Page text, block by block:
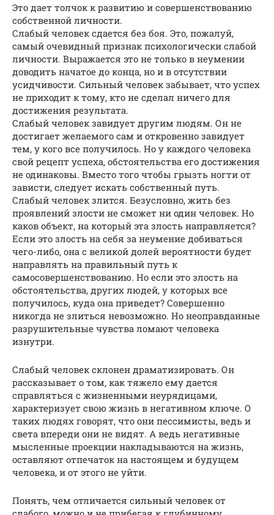
Это дает толчок к развитию и совершенствованию
собственной личности.
Слабый человек сдается без боя. Это, пожалуй,
самый очевидный признак психологически слабой
личности. Выражается это не только в неумении
доводить начатое до конца, но и в отсутствии
усидчивости. Сильный человек забывает, что успех
не приходит к тому, кто не сделал ничего для
достижения результата.
Слабый человек завидует другим людям. Он не
достигает желаемого сам и откровенно завидует
тем, у кого все получилось. Но у каждого человека
свой рецепт успеха, обстоятельства его достижения
не одинаковы. Вместо того чтобы грызть ногти от
зависти, следует искать собственный путь.
Слабый человек злится. Безусловно, жить без
проявлений злости не сможет ни один человек. Но
каков объект, на который эта злость направляется?
Если это злость на себя за неумение добиваться
чего-либо, она с великой долей вероятности будет
направлять на правильный путь к
самосовершенствованию. Но если это злость на
обстоятельства, других людей, у которых все
получилось, куда она приведет? Совершенно
никогда не злиться невозможно. Но неоправданные
разрушительные чувства ломают человека
изнутри.
Слабый человек склонен драматизировать. Он
рассказывает о том, как тяжело ему дается
справляться с жизненными неурядицами,
характеризует свою жизнь в негативном ключе. О
таких людях говорят, что они пессимисты, ведь и
света впереди они не видят. А ведь негативные
мысленные проекции накладываются на жизнь,
оставляют отпечаток на настоящем и будущем
человека, и от этого не уйти.
Понять, чем отличается сильный человек от